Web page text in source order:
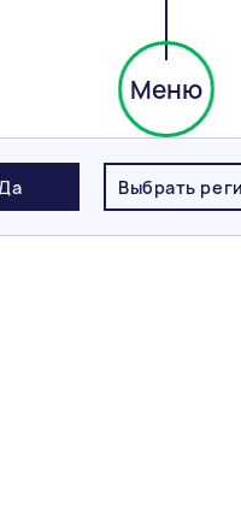
Меню
Выбрать